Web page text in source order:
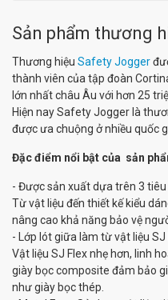
Sản phẩm thương
Thương hiệu Safety Jogger
thành viên của tập đoàn
lớn nhất châu Âu với hơn 25
Hiện nay Safety Jogger là
được ưa chuộng ở nhiều quốc
Đặc điểm nổi bật của sản
- Được sản xuất dựa trên 3 tiêu
Từ vật liệu đến thiết kế kiểu
nâng cao khả năng bảo vệ
- Lớp lót giữa làm từ vật liệu
Vật liệu SJ Flex nhẹ hơn, linh
giày bọc composite đảm bảo
như giày bọc thép.